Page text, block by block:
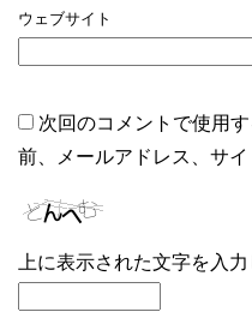
ウェブサイト
次回のコメントで使用
前、メールアドレス、サイ
上に表示された文字を入力